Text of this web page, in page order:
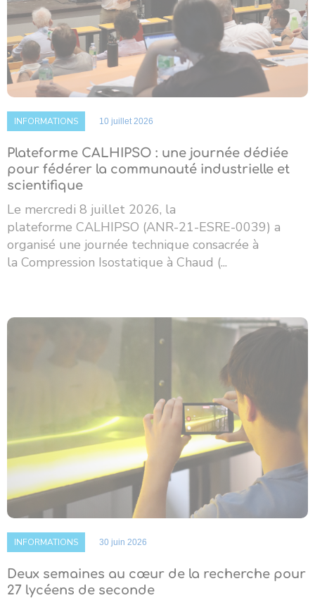
INFORMATIONS 10 juillet 2026
Plateforme CALHIPSO : une journée dédiée
pour fédérer la communauté industrielle et
scientifique
Le mercredi 8 juillet 2026, la
plateforme CALHIPSO (ANR-21-ESRE-0039) a
organisé une journée technique consacrée à
la Compression Isostatique à Chaud (...
INFORMATIONS 30 juin 2026
Deux semaines au cœur de la recherche pour
27 lycéens de seconde